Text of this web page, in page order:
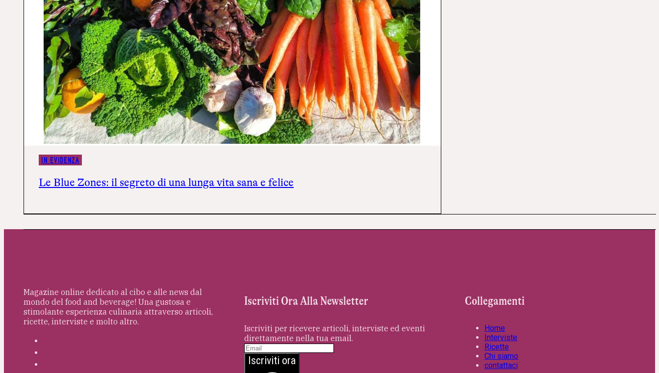
IN EVIDENZA
Le Blue Zones: il segreto di una lunga vita sana e felice
Magazine online dedicato al cibo e alle news dal
mondo del food and beverage! Una gustosa e
stimolante esperienza culinaria attraverso articoli,
ricette, interviste e molto altro.
Iscriviti Ora Alla Newsletter
Iscriviti per ricevere articoli, interviste ed eventi
direttamente nella tua email.
Iscriviti ora
Collegamenti
Home
Interviste
Ricette
Chi siamo
contattaci